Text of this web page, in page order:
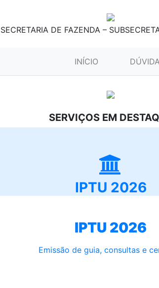
SECRETARIA DE FAZENDA –
INÍCIO (CURRENT)
SERVIÇOS EM
IPTU 2026
IPTU 2026
Emissão de guia, consultas e